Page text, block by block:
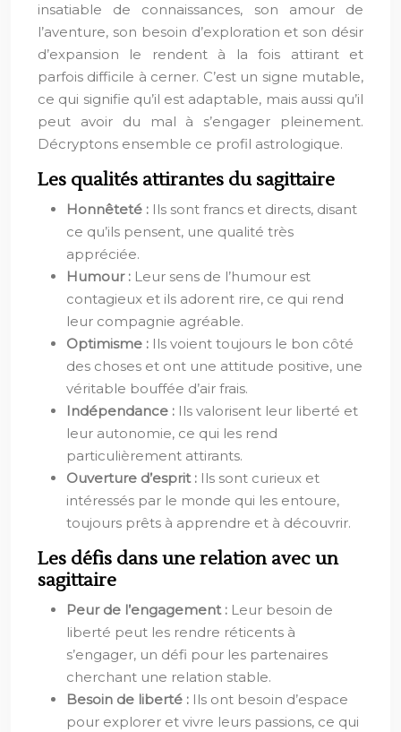
insatiable de connaissances, son amour de
l’aventure, son besoin d’exploration et son désir
d’expansion le rendent à la fois attirant et
parfois difficile à cerner. C’est un signe mutable,
ce qui signifie qu’il est adaptable, mais aussi qu’il
peut avoir du mal à s’engager pleinement.
Décryptons ensemble ce profil astrologique.
Les qualités attirantes du sagittaire
Honnêteté : Ils sont francs et directs, disant
ce qu’ils pensent, une qualité très
appréciée.
Humour : Leur sens de l’humour est
contagieux et ils adorent rire, ce qui rend
leur compagnie agréable.
Optimisme : Ils voient toujours le bon côté
des choses et ont une attitude positive, une
véritable bouffée d’air frais.
Indépendance : Ils valorisent leur liberté et
leur autonomie, ce qui les rend
particulièrement attirants.
Ouverture d’esprit : Ils sont curieux et
intéressés par le monde qui les entoure,
toujours prêts à apprendre et à découvrir.
Les défis dans une relation avec un
sagittaire
Peur de l’engagement : Leur besoin de
liberté peut les rendre réticents à
s’engager, un défi pour les partenaires
cherchant une relation stable.
Besoin de liberté : Ils ont besoin d’espace
pour explorer et vivre leurs passions, ce qui